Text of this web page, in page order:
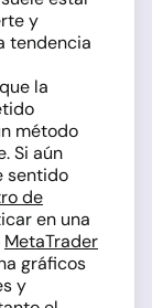
y
tendencia
la
método
Si aún
sentido
de
en una
MetaTrader
gráficos
y